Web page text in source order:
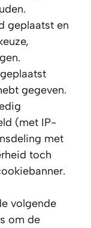
geplaatst en
gegeven.
(met IP-
met
toch
volgende
om de